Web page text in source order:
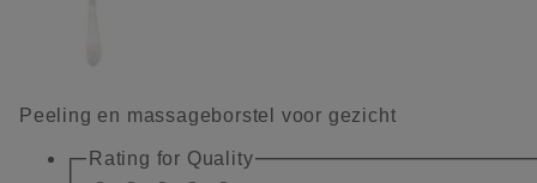
Peeling en massageborstel voor gezicht
Rating for Quality